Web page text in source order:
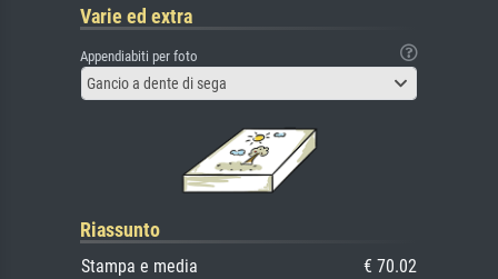
Varie ed extra
Appendiabiti per foto
Gancio a dente di sega
Riassunto
Stampa e media
€ 70.02